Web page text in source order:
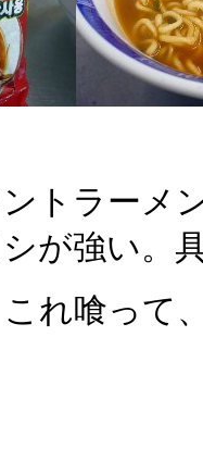
トラーメ
が強い。
れ喰って